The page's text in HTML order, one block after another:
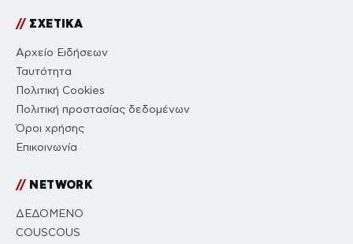
//ΣΧΕΤΙΚΑ
Αρχείο Ειδήσεων
Ταυτότητα
Πολιτική Cookies
Πολιτική προστασίας δεδομένων
Όροι χρήσης
Επικοινωνία
//NETWORK
ΔΕΔΟΜΕΝΟ
COUSCOUS